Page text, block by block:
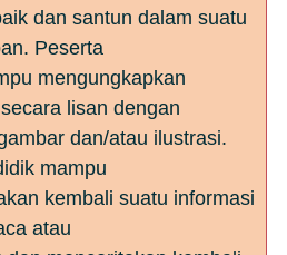
dan santun dalam suatu
Peserta
mengungkapkan
lisan dengan
dan/atau ilustrasi.
mampu
kembali suatu informasi
atau